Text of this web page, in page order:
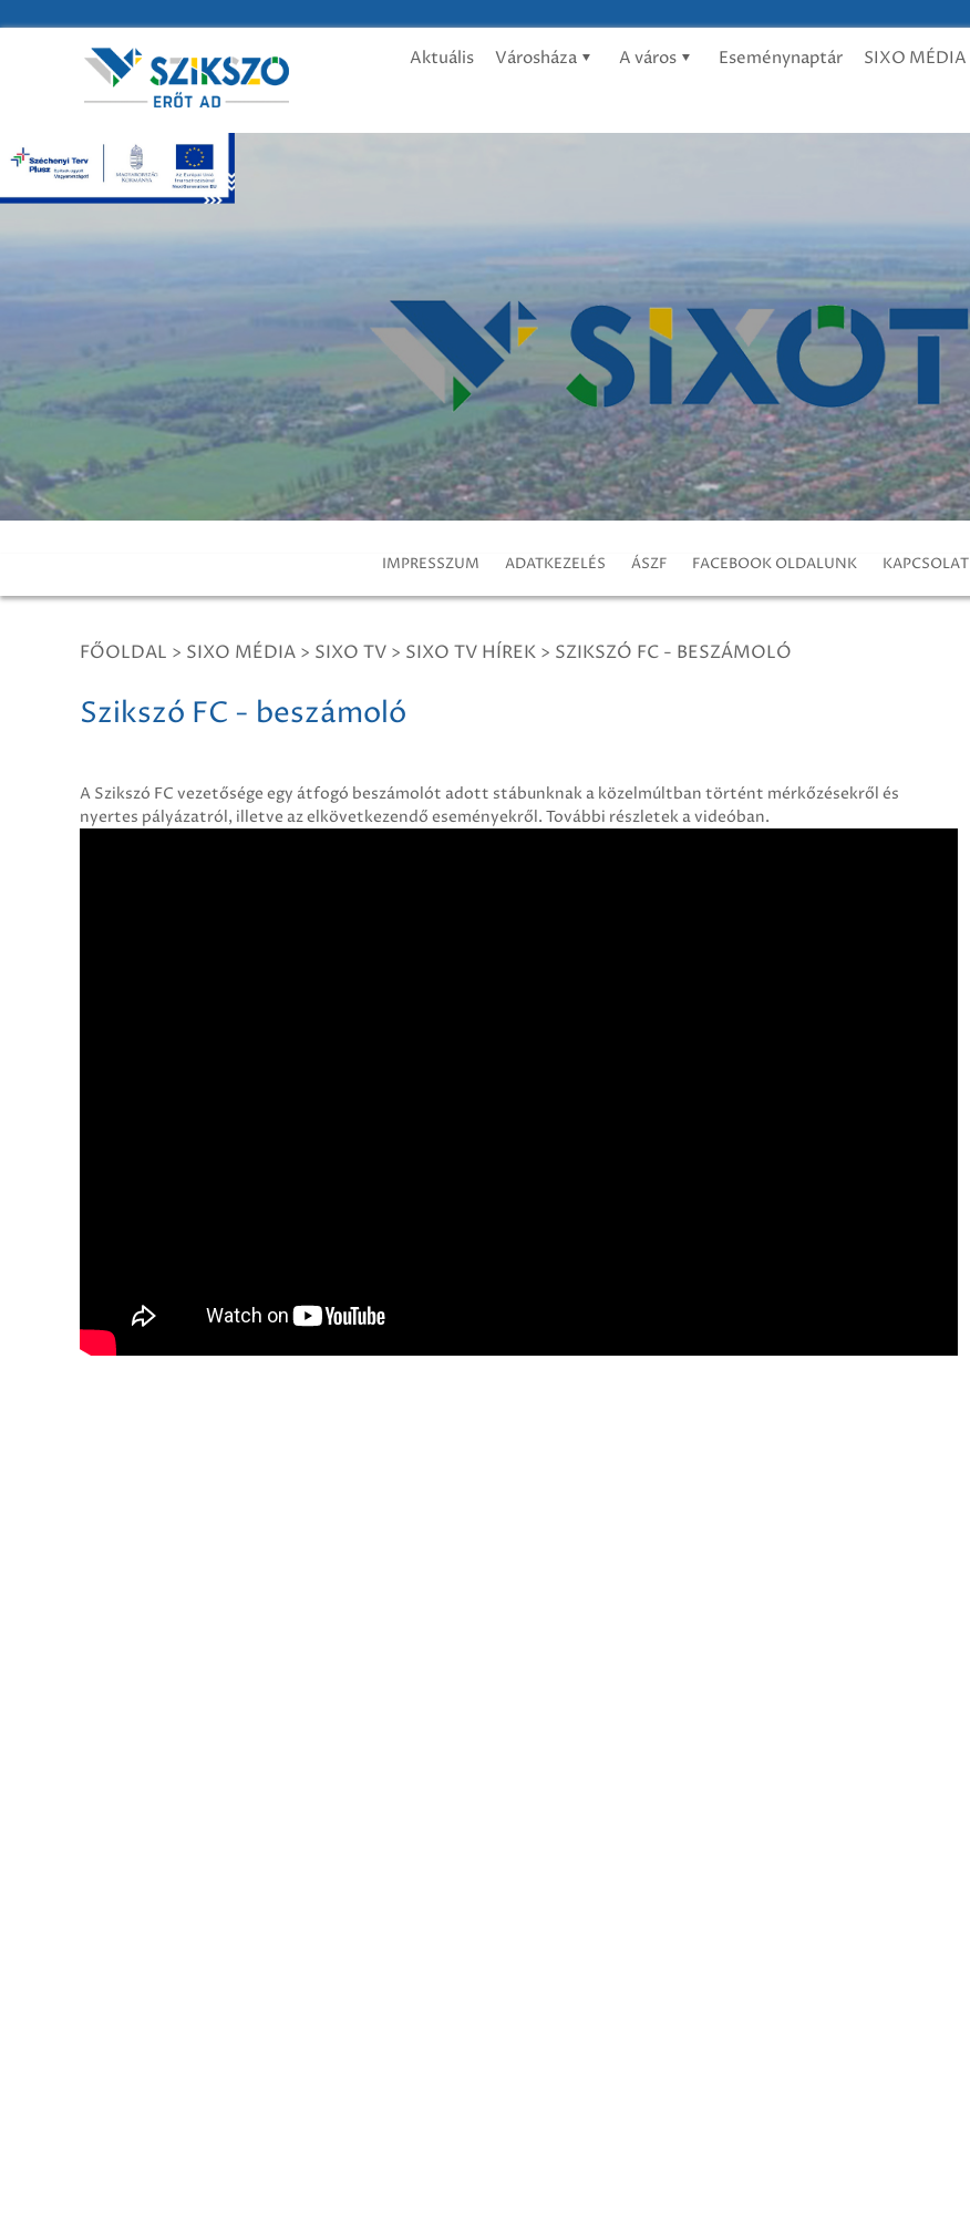
Aktuális Városháza A város Eseménynaptár SIXO MÉDIA
IMPRESSZUM ADATKEZELÉS ÁSZF FACEBOOK OLDALUNK KAPCSOLAT
FŐOLDAL > SIXO MÉDIA > SIXO TV > SIXO TV HÍREK > SZIKSZÓ FC - BESZÁMOLÓ
Szikszó FC - beszámoló
A Szikszó FC vezetősége egy átfogó beszámolót adott stábunknak a közelmúltban történt mérkőzésekről és
nyertes pályázatról, illetve az elkövetkezendő eseményekről. További részletek a videóban.